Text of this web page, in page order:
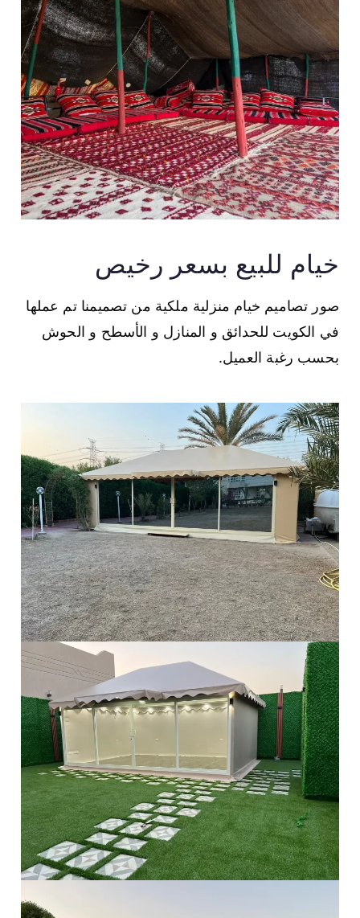
خيام للبيع بسعر رخيص
صور تصاميم خيام منزلية ملكية من تصميمنا تم عملها
في الكويت للحدائق و المنازل و الأسطح و الحوش
بحسب رغبة العميل.